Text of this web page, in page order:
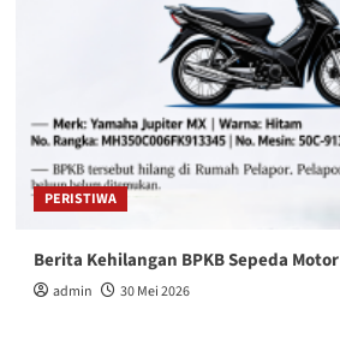
PERISTIWA
Berita Kehilangan BPKB Sepeda Motor
admin 30 Mei 2026